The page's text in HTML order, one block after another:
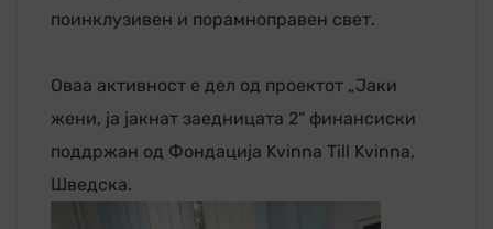
поинклузивен и порамноправен свет.
Оваа активност е дел од проектот „Јаки
жени, ја јакнат заедницата 2“ финансиски
поддржан од Фондација Kvinna Till Kvinna,
Шведска.